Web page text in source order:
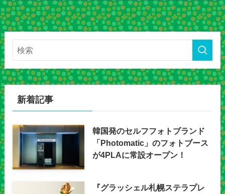
新着記事
韓国発のセルフフォトブランド
「Photomatic」のフォトブース
が4PLAに常設オープン！
『グラッシェル札幌ステラプレ